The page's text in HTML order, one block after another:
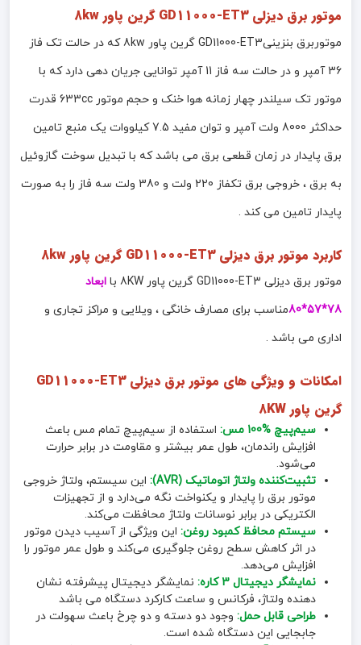
موتور برق دیزلی GD11000-ET3 گرین پاور 8kw
موتوربرق بنزینیGD11000-ET3 گرین پاور 8kw که در حالت تک فاز
36 آمپر و در حالت سه فاز 11 آمپر توانایی جریان دهی دارد که با
موتور تک سیلندر چهار زمانه هوا خنک و حجم موتور 633cc قدرت
حداکثر 8000 ولت آمپر و توان مفید 7.5 کیلووات یک منبع تامین
برق پایدار در زمان قطعی برق می باشد که با تبدیل سوخت گازوئیل
به برق ، خروجی برق تکفاز 220 ولت و 380 ولت سه فاز را به صورت
پایدار تامین می کند .
کاربرد موتور برق دیزلی GD11000-ET3 گرین پاور 8kw
موتور برق دیزلی GD11000-ET3 گرین پاور 8KW با
ابعاد
78*57*80
مناسب برای مصارف خانگی ، ویلایی و مراکز تجاری و
اداری می باشد .
امکانات و ویژگی های موتور برق دیزلی GD11000-ET3
گرین پاور 8KW
سیم‌پیچ %100 مس:
استفاده از سیم‌پیچ تمام مس باعث
افزایش راندمان، طول عمر بیشتر و مقاومت در برابر حرارت
می‌شود.
تثبیت‌کننده ولتاژ اتوماتیک (AVR):
این سیستم، ولتاژ خروجی
موتور برق را پایدار و یکنواخت نگه می‌دارد و از تجهیزات
الکتریکی در برابر نوسانات ولتاژ محافظت می‌کند.
سیستم محافظ کمبود روغن: این ویژگی از آسیب دیدن موتور
در اثر کاهش سطح روغن جلوگیری می‌کند و طول عمر موتور را
افزایش می‌دهد.
نمایشگر دیجیتال 3 کاره:
نمایشگر دیجیتال پیشرفته نشان
دهنده ولتاژ، فرکانس و ساعت کارکرد دستگاه می باشد
طراحی قابل حمل: وجود دو دسته و دو چرخ باعث سهولت در
جابجایی این دستگاه شده است.